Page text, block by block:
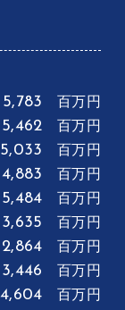
5,783 百万円
5,462 百万円
5,033 百万円
4,883 百万円
5,484 百万円
3,635 百万円
2,864 百万円
3,446 百万円
4,604 百万円